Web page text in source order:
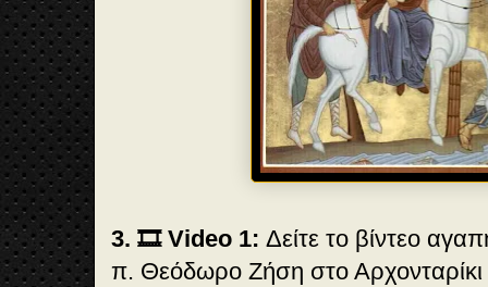
3. 🎞️ Video 1: Δείτε το βίντεο
π. Θεόδωρο Ζήση στο Αρχονταρίκι